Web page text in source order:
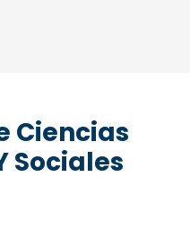
Ciencias
Sociales